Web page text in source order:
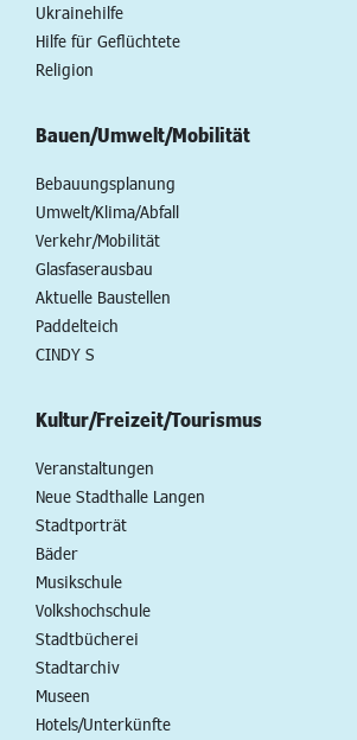
Ukrainehilfe
Hilfe für Geflüchtete
Religion
Bauen/Umwelt/Mobilität
Bebauungsplanung
Umwelt/Klima/Abfall
Verkehr/Mobilität
Glasfaserausbau
Aktuelle Baustellen
Paddelteich
CINDY S
Kultur/Freizeit/Tourismus
Veranstaltungen
Neue Stadthalle Langen
Stadtporträt
Bäder
Musikschule
Volkshochschule
Stadtbücherei
Stadtarchiv
Museen
Hotels/Unterkünfte